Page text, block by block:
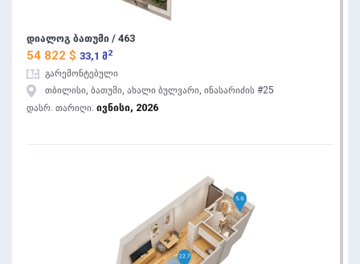
დიალოგ ბათუმი / 463
54 822 $ 33,1 მ 2
გარემონტებული
თბილისი, ბათუმი, ახალი ბულვარი, ინასარიძის #25
დასრ. თარიღი: ივნისი, 2026